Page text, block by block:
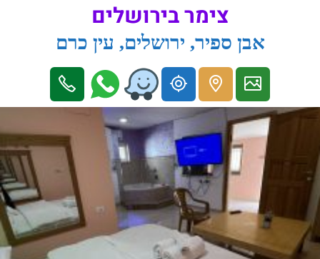
צימר בירושלים
אבן ספיר, ירושלים, עין כרם